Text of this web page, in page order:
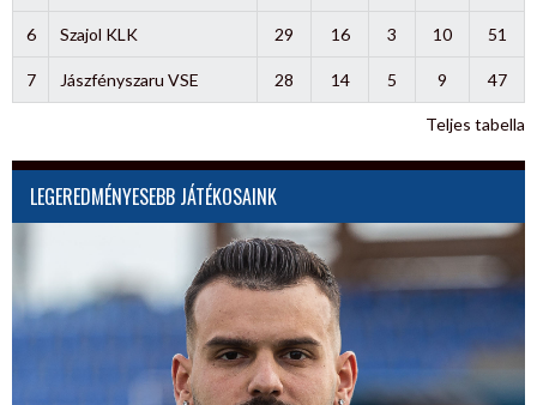
6 Szajol KLK 29 16 3 10 51
7 Jászfényszaru VSE 28 14 5 9 47
Teljes tabella
LEGEREDMÉNYESEBB JÁTÉKOSAINK